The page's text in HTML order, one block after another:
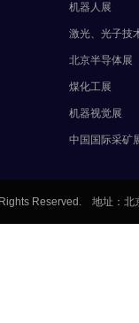
机器人展
激光、光子技
北京半导体展
煤化工展
机器视觉展
中国国际采矿
Reserved. 地址：